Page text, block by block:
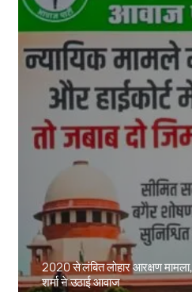
2020 से लंबित लोहार आरक्षण
शर्मा ने उठाई आवाज